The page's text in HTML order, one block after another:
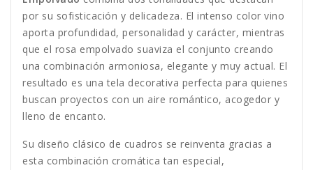
por su sofisticación y delicadeza. El intenso color vino
aporta profundidad, personalidad y carácter, mientras
que el rosa empolvado suaviza el conjunto creando
una combinación armoniosa, elegante y muy actual. El
resultado es una tela decorativa perfecta para quienes
buscan proyectos con un aire romántico, acogedor y
lleno de encanto.
Su diseño clásico de cuadros se reinventa gracias a
esta combinación cromática tan especial,